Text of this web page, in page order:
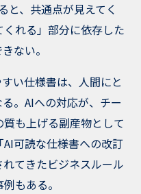
と、共通点が見えてく
れる」部分に依存した
ない。
い仕様書は、人間にと
。AIへの対応が、チー
も上げる副産物として
可読な仕様書への改訂
てきたビジネスルール
もある。